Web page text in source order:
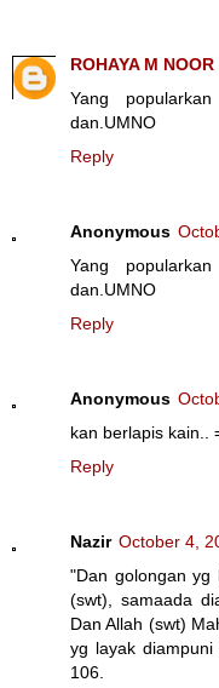
ROHAYA M NOOR
Yang
dan.UMNO
Reply
Anonymous
Yang
dan.UMNO
Reply
Anonymous
kan berlapis kain..
Reply
Nazir October 4,
"Dan golongan yg
(swt), samaada
Dan Allah (swt)
yg layak
106.